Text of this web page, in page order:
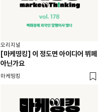
오리지널
[마케띵킹] 이 정도면 아이디어 뷔페
아닌가요
마케띵킹